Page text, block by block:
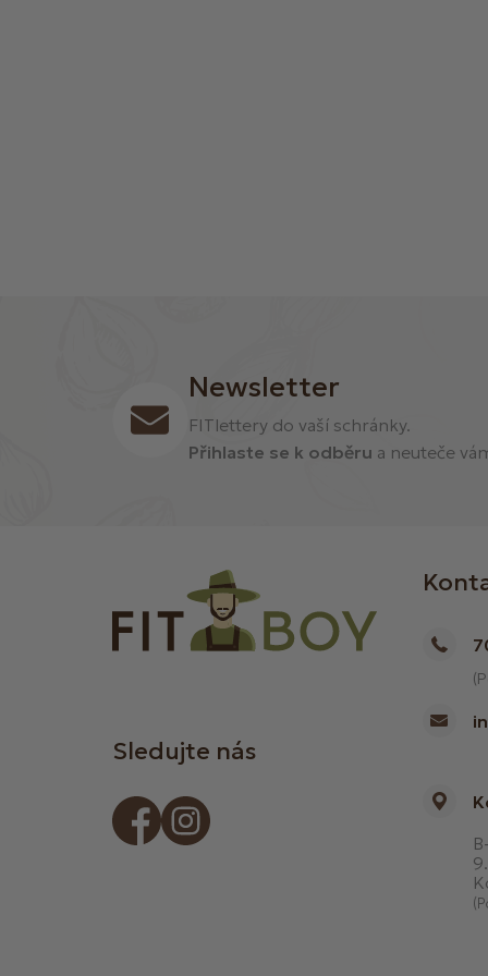
Newsletter
FITlettery do vaší schránky.
Přihlaste se k odběru a neuteče
Sledujte nás